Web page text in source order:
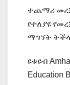
ተጨማሪ
የተለያዩ
ማግኘት
ዩቱዩብ
Education